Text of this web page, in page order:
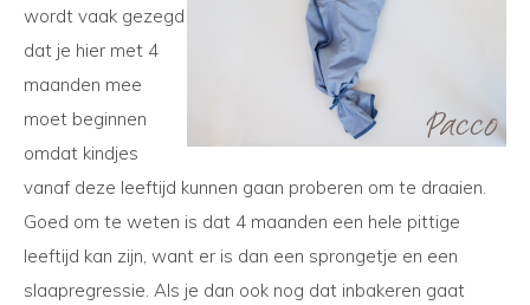
wordt vaak gezegd
dat je hier met 4
maanden mee
moet beginnen
omdat kindjes
vanaf deze leeftijd kunnen gaan proberen om te draaien.
Goed om te weten is dat 4 maanden een hele pittige
leeftijd kan zijn, want er is dan een sprongetje en een
slaapregressie. Als je dan ook nog dat inbakeren gaat